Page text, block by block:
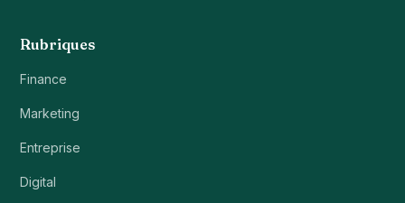
Rubriques
Finance
Marketing
Entreprise
Digital